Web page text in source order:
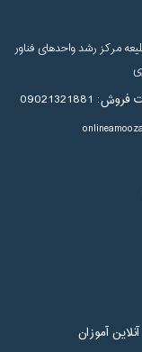
مرکز رشد واحدهای فناور
فروش: 09021321881
آموزان